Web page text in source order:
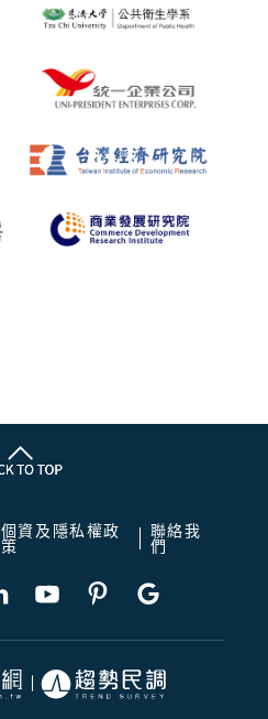
個資及隱私權政
策
聯絡我
們